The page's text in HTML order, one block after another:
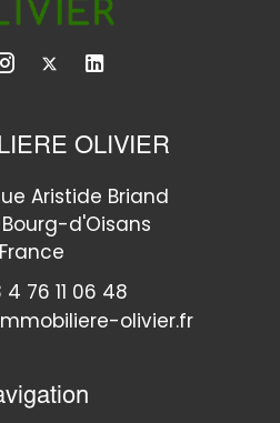
OLIVIER
Aristide Briand
d'Oisans
France
4 76 11 06 48
olivier.fr